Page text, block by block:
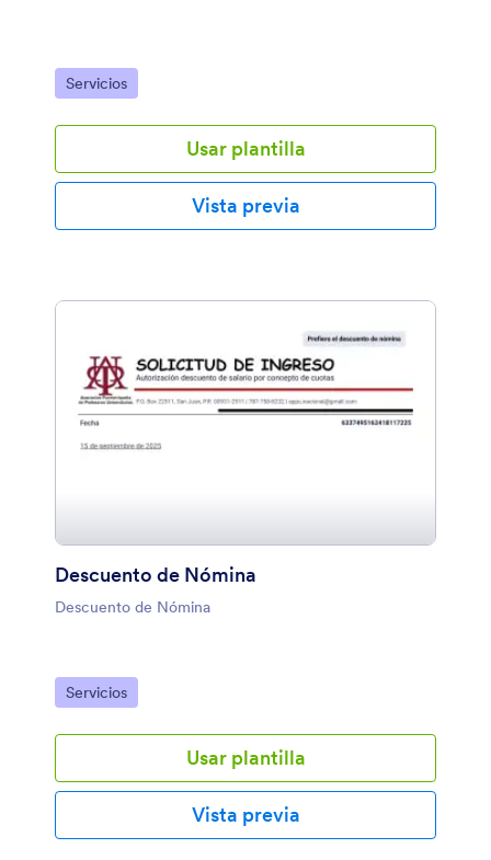
Ir a Categoría:
Servicios
Usar plantilla
Vista previa
Descuento de Nómina
Descuento de Nómina
Ir a Categoría:
Servicios
Usar plantilla
Vista previa